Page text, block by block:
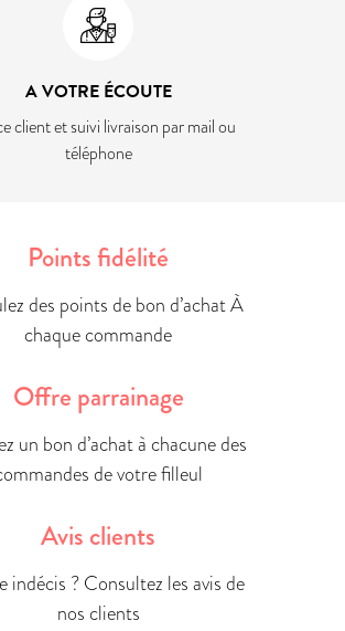
A VOTRE ÉCOUTE
client et suivi livraison par mail ou
téléphone
Points fidélité
des points de bon d’achat À
chaque commande
Offre parrainage
un bon d’achat à chacune des
de votre filleul
Avis clients
indécis ? Consultez les avis de
nos clients